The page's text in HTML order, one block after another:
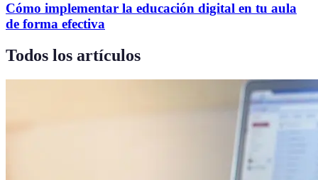
Cómo implementar la educación digital en tu aula
de forma efectiva
Todos los artículos